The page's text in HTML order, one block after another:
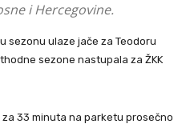
i Hercegovine.
sezonu ulaze jače za Teodoru
sezone nastupala za ŽKK
za 33 minuta na parketu prosečno